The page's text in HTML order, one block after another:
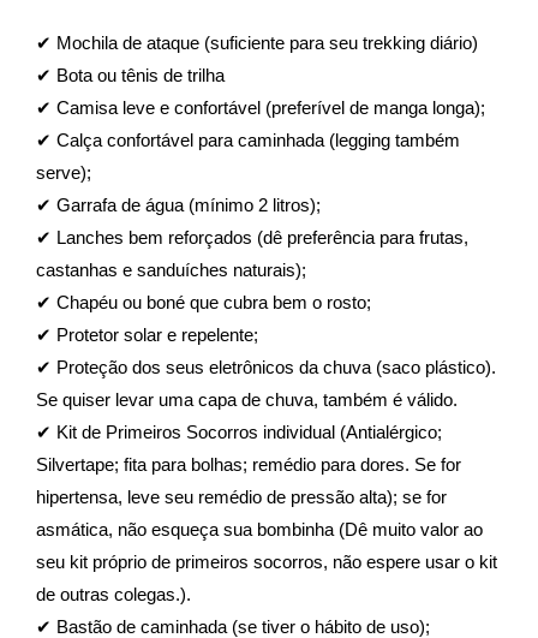
✔ Mochila de ataque (suficiente para seu trekking diário)
✔ Bota ou tênis de trilha
✔ Camisa leve e confortável (preferível de manga longa);
✔ Calça confortável para caminhada (legging também
serve);
✔ Garrafa de água (mínimo 2 litros);
✔ Lanches bem reforçados (dê preferência para frutas,
castanhas e sanduíches naturais);
✔ Chapéu ou boné que cubra bem o rosto;
✔ Protetor solar e repelente;
✔ Proteção dos seus eletrônicos da chuva (saco plástico).
Se quiser levar uma capa de chuva, também é válido.
✔ Kit de Primeiros Socorros individual (Antialérgico;
Silvertape; fita para bolhas; remédio para dores. Se for
hipertensa, leve seu remédio de pressão alta); se for
asmática, não esqueça sua bombinha (Dê muito valor ao
seu kit próprio de primeiros socorros, não espere usar o kit
de outras colegas.).
✔ Bastão de caminhada (se tiver o hábito de uso);